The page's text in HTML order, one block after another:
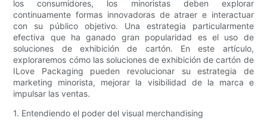
los consumidores, los minoristas deben explorar
continuamente formas innovadoras de atraer e interactuar
con su público objetivo. Una estrategia particularmente
efectiva que ha ganado gran popularidad es el uso de
soluciones de exhibición de cartón. En este artículo,
exploraremos cómo las soluciones de exhibición de cartón de
ILove Packaging pueden revolucionar su estrategia de
marketing minorista, mejorar la visibilidad de la marca e
impulsar las ventas.
1. Entendiendo el poder del visual merchandising